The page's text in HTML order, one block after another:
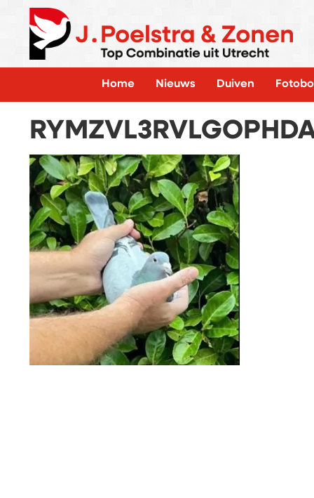
Home Nieuws Duiven